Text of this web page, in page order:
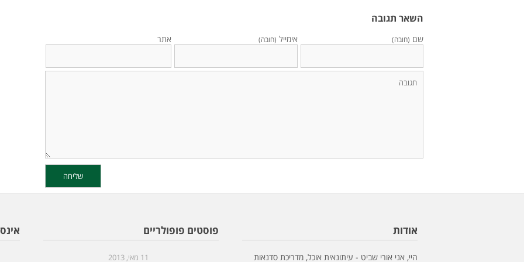
השאר תגובה
שם (חובה) אימייל (חובה) אתר
אודות
היי, אני אורי שביט - עיתונאית אוכל, מדריכת סדנאות
פוסטים פופולריים
11 מאי, 2013